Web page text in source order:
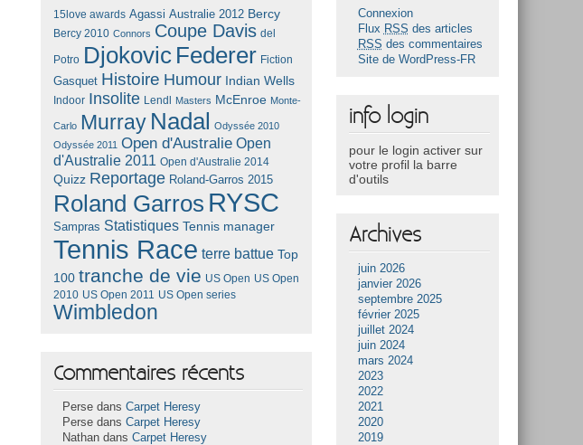
15love awards Agassi Australie 2012 Bercy
Bercy 2010 Connors Coupe Davis del
Potro Djokovic Federer Fiction
Gasquet Histoire Humour Indian Wells
Indoor Insolite Lendl Masters McEnroe Monte-
Carlo Murray Nadal
Odyssée 2010
Odyssée 2011 Open d'Australie Open
d'Australie 2011 Open d'Australie 2014
Quizz Reportage Roland-Garros 2015
Roland Garros RYSC
Sampras Statistiques Tennis manager
Tennis Race terre battue Top
100 tranche de vie US Open US Open
2010 US Open 2011 US Open series
Wimbledon
Commentaires récents
Perse dansCarpet Heresy
Perse dansCarpet Heresy
Nathan dansCarpet Heresy
Connexion
Flux RSS des articles
RSS des commentaires
Site de WordPress-FR
info login
pour le login activer sur
votre profil la barre
d'outils
Archives
juin 2026
janvier 2026
septembre 2025
février 2025
juillet 2024
juin 2024
mars 2024
2023
2022
2021
2020
2019